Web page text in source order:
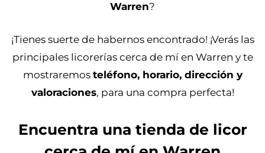
Warren?
¡Tienes suerte de habernos encontrado! ¡Verás las
principales licorerías cerca de mí en Warren y te
mostraremos teléfono, horario, dirección y
valoraciones, para una compra perfecta!
Encuentra una tienda de licor